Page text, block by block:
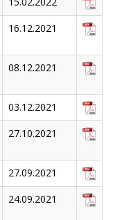
16.12.2021
08.12.2021
03.12.2021
27.10.2021
27.09.2021
24.09.2021